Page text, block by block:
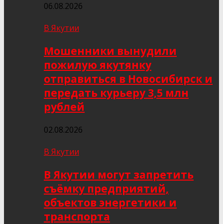
06.08.2026
В Якутии
Мошенники вынудили
пожилую якутянку
отправиться в Новосибирск и
передать курьеру 3,5 млн
рублей
02.08.2026
В Якутии
В Якутии могут запретить
съёмку предприятий,
объектов энергетики и
транспорта